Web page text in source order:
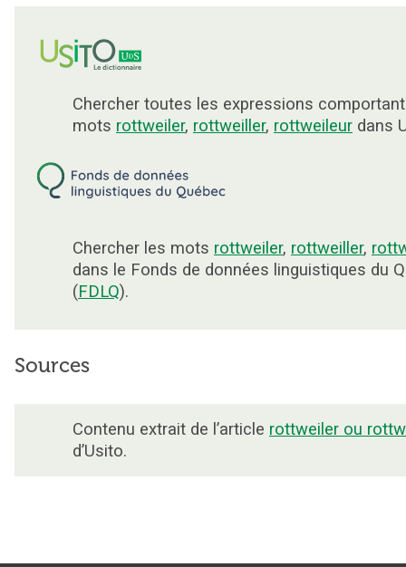
Chercher toutes les expressions
mots rottweiler, rottweiller, rottweileur dans
Chercher les mots rottweiler, rottweiller,
dans le Fonds de données linguistiques du
(FDLQ).
Sources
Contenu extrait de l’article rottweiler ou
d’Usito.